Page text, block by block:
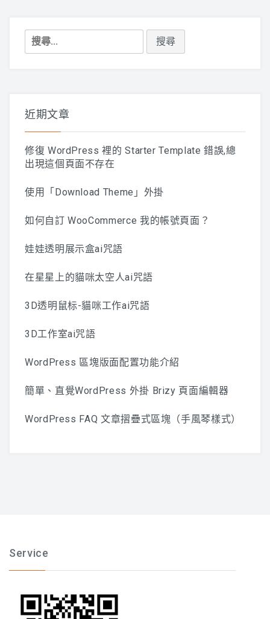
搜
尋
近期文章
修復 WordPress 裡的 Starter Template 錯誤,總
出現這個頁面不存在
使用「Download Theme」外掛
如何自訂 WooCommerce 我的帳號頁面？
娃娃透明展示盒ai咒語
在星星上的貓咪太空人ai咒語
3D透明鼠标-貓咪工作ai咒語
3D工作室ai咒語
WordPress 區塊版面配置功能介紹
簡單、直覺WordPress 外掛 Brizy 頁面編輯器
WordPress FAQ 文章摺疊式區塊（手風琴樣式）
Service